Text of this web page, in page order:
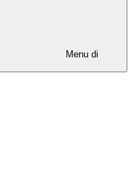
Menu di